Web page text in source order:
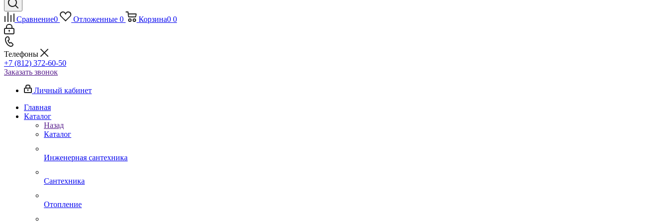
Сравнение0 Отложенные 0 Корзина0 0
Телефоны
+7 (812) 372-60-50
Заказать звонок
Личный кабинет
Главная
Каталог
Назад
Каталог
Инженерная сантехника
Сантехника
Отопление